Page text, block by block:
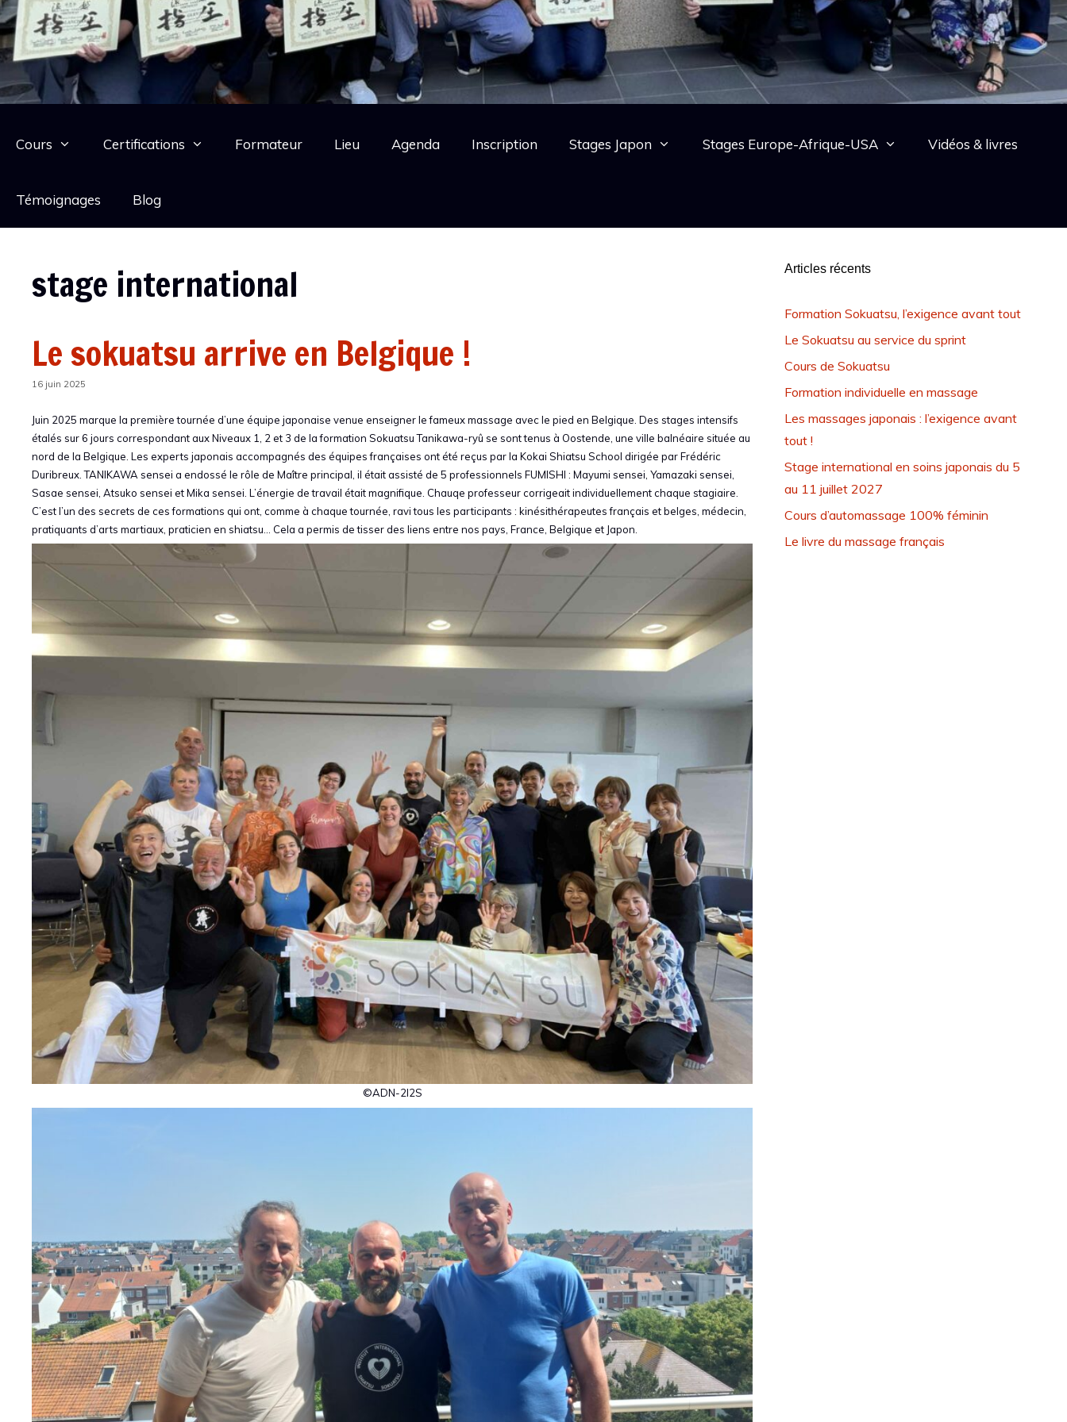
Cours Certifications Formateur Lieu Agenda Inscription Stages Japon Stages Europe-Afrique-USA Vidéos & livres
Témoignages Blog
stage international
Le sokuatsu arrive en Belgique !
16 juin 2025
Juin 2025 marque la première tournée d’une équipe japonaise venue enseigner le fameux massage avec le pied en Belgique. Des stages intensifs
étalés sur 6 jours correspondant aux Niveaux 1, 2 et 3 de la formation Sokuatsu Tanikawa-ryû se sont tenus à Oostende, une ville balnéaire située au
nord de la Belgique. Les experts japonais accompagnés des équipes françaises ont été reçus par la Kokai Shiatsu School dirigée par Frédéric
Duribreux. TANIKAWA sensei a endossé le rôle de Maître principal, il était assisté de 5 professionnels FUMISHI : Mayumi sensei, Yamazaki sensei,
Sasae sensei, Atsuko sensei et Mika sensei. L’énergie de travail était magnifique. Chauqe professeur corrigeait individuellement chaque stagiaire.
C’est l’un des secrets de ces formations qui ont, comme à chaque tournée, ravi tous les participants : kinésithérapeutes français et belges, médecin,
pratiquants d’arts martiaux, praticien en shiatsu… Cela a permis de tisser des liens entre nos pays, France, Belgique et Japon.
©ADN-2I2S
Articles récents
Formation Sokuatsu, l’exigence avant tout
Le Sokuatsu au service du sprint
Cours de Sokuatsu
Formation individuelle en massage
Les massages japonais : l’exigence avant
tout !
Stage international en soins japonais du 5
au 11 juillet 2027
Cours d’automassage 100% féminin
Le livre du massage français